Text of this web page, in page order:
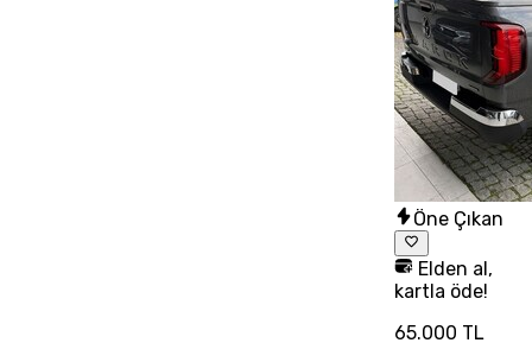
Öne Çıkan
Elden al,
kartla öde!
65.000 TL